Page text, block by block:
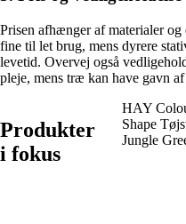
Prisen afhænger af materialer
fine til let brug, mens dyrere
levetid. Overvej også
pleje, mens træ kan have gavn
Produkter
i fokus
HAY
Shape
Jungle